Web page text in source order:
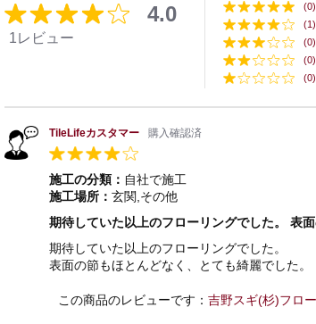
4.0
1レビュー
(0)
(1)
(0)
(0)
(0)
TileLifeカスタマー 購入確認済
施工の分類： 自社で施工
施工場所： 玄関,その他
期待していた以上のフローリングでした。 表
期待していた以上のフローリングでした。
表面の節もほとんどなく、とても綺麗でした。
この商品のレビューです： 吉野スギ(杉)フロ